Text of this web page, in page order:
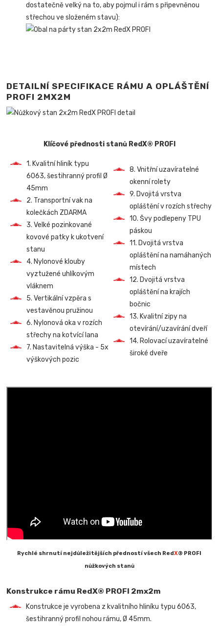
dostatečně velký na to, aby pojmul i rám s připevněnou
střechou ve složeném stavu):
DETAILNÍ SPECIFIKACE RÁMU A OPLÁŠTĚNÍ
PROFI 2MX2M
Klíčové přednosti stanů RedX® PROFI
1. Kvalitní hliník typu
6063, šestihranný profil Ø
45mm
2. Transportní vak na
kolečkách ZDARMA
3. Velké pozinkované
kovové patky k ukotvení
stanu
4. Nylonové klouby
vyztužené uhlíkovým
vláknem
5. Vertikální vzpěra s
vestavěnou pružinou
6. Nylonová oka v rozích
střechy na kotvící lana
7. Nastavitelná výška - 5x
výškových pozic
8. Vnitřní uzavíratelné
okenní rolety
9. Dvojitá vrstva
opláštění v rozích střechy
10. Švy podlepeny TPU
páskou
11. Dvojitá vrstva
opláštění na namáhaných
místech
12. Dvojitá vrstva
opláštění na krajích
bočnic
13. Kvalitní zipy na
otevírání/uzavírání dveří
14. Rolovací uzavíratelné
široké dveře
Rychlé shrnutí nejdůležitějších předností všech RedX® PROFI
nůžkových stanů
Konstrukce rámu RedX® PROFI 2mx2m
Konstrukce je vyrobena z kvalitního hliníku typu 6063,
šestihranný profil nohou rámu, Ø 45mm.